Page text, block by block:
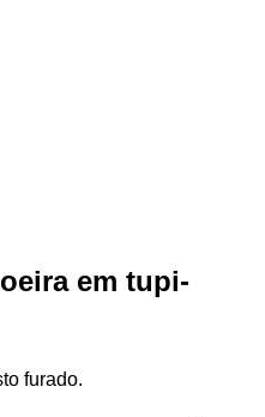
em tupi-
furado.